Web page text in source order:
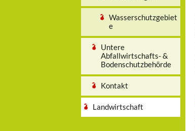
Wasserschutzgebiet
e
Untere
Abfallwirtschafts- &
Bodenschutzbehörde
Kontakt
Landwirtschaft